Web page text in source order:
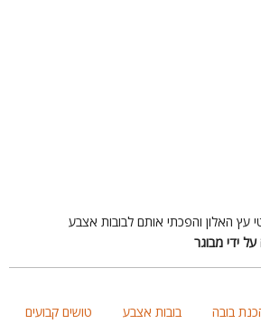
האלון והפכתי אותם לבובות אצבע
מבוגר
בובה בובות אצבע
טושים קבועים